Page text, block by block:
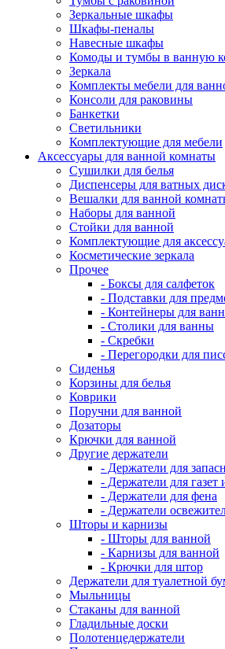
Зеркальные шкафы
Шкафы-пеналы
Навесные шкафы
Комоды и тумбы в ванную
Зеркала
Комплекты мебели для
Консоли для раковины
Банкетки
Светильники
Комплектующие для мебели
Аксессуары для ванной комнаты
Сушилки для белья
Диспенсеры для ватных
Вешалки для ванной
Наборы для ванной
Стойки для ванной
Комплектующие для
Косметические зеркала
Прочее
- Боксы для салфеток
- Подставки для
- Контейнеры для
- Столики для ванны
- Скребки
- Перегородки для
Сиденья
Корзины для белья
Коврики
Поручни для ванной
Дозаторы
Крючки для ванной
Другие держатели
- Держатели для
- Держатели для газет
- Держатели для фена
- Держатели
Шторы и карнизы
- Шторы для ванной
- Карнизы для ванной
- Крючки для штор
Держатели для туалетной
Мыльницы
Стаканы для ванной
Гладильные доски
Полотенцедержатели